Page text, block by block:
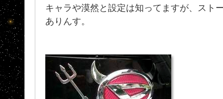
キャラや漠然と設定は知ってますが、スト
ありんす。